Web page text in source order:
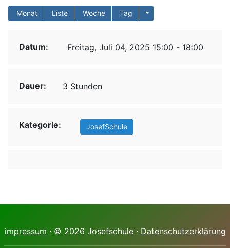
Monat Liste Woche Tag
Datum: Freitag, Juli 04, 2025 15:00 - 18:00
Dauer: 3 Stunden
Kategorie: JosefSchule
impressum · © 2026 Josefschule · Datenschutzerklärung